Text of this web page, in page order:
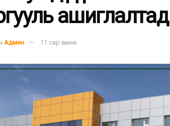
Админ 11 сар өмнө